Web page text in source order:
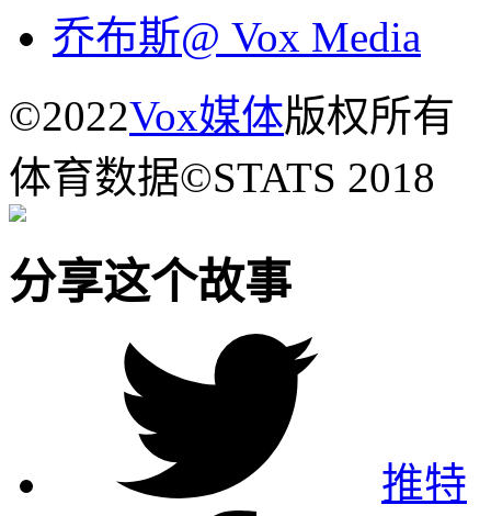
乔布斯@ Vox Media
©2022Vox媒体版权所有
体育数据©STATS 2018
分享这个故事
推特